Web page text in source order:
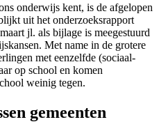
onderwijs kent, is de afgelopen
uit het onderzoeksrapport
jl. als bijlage is meegestuurd
Met name in de grotere
met eenzelfde (sociaal-
op school en komen
weinig tegen.
gemeenten